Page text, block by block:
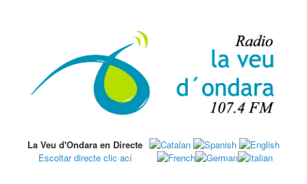
La Veu d'Ondara en Directe
Escoltar directe clic ací